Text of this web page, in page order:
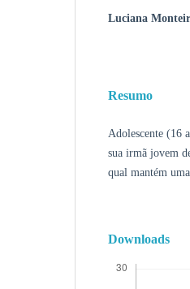
Luciana
Resumo
Adolescente (16
sua irmã jovem
qual mantém
Downloads